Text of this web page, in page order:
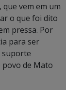
vem em um
o que foi dito
pressa. Por
para ser
suporte
povo de Mato